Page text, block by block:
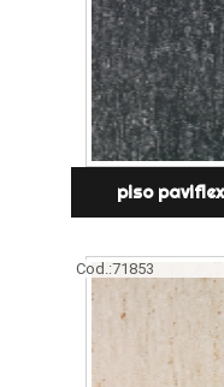
piso
Cod.:71853